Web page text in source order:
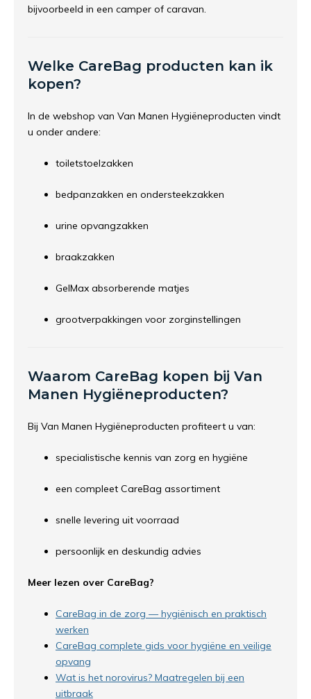
bijvoorbeeld in een camper of caravan.
Welke CareBag producten kan ik
kopen?
In de webshop van Van Manen Hygiëneproducten vindt
u onder andere:
toiletstoelzakken
bedpanzakken en ondersteekzakken
urine opvangzakken
braakzakken
GelMax absorberende matjes
grootverpakkingen voor zorginstellingen
Waarom CareBag kopen bij Van
Manen Hygiëneproducten?
Bij Van Manen Hygiëneproducten profiteert u van:
specialistische kennis van zorg en hygiëne
een compleet CareBag assortiment
snelle levering uit voorraad
persoonlijk en deskundig advies
Meer lezen over CareBag?
CareBag in de zorg — hygiënisch en praktisch
werken
CareBag complete gids voor hygiëne en veilige
opvang
Wat is het norovirus? Maatregelen bij een
uitbraak